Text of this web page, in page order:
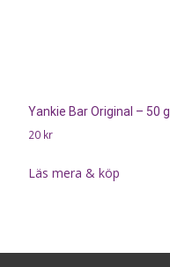
Yankie Bar Original – 50 g
20 kr
Läs mera & köp